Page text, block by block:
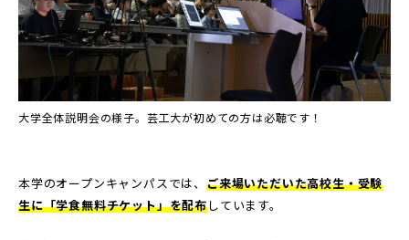
大学全体説明会の様子。芸工大が初めての方は必聴です！
本学のオープンキャンパスでは、 ご来場いただいた高校生・受験
生に「学食無料チケット」を配布 しています。